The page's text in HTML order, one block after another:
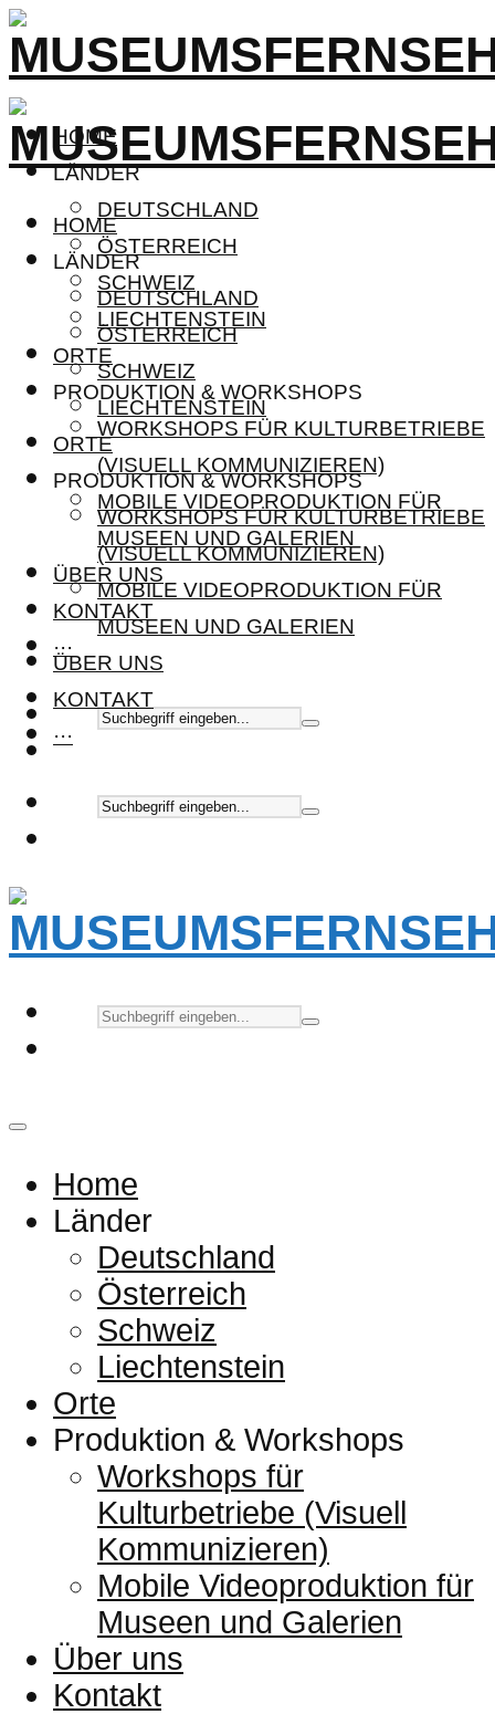
HOME
LÄNDER
DEUTSCHLAND
ÖSTERREICH
SCHWEIZ
LIECHTENSTEIN
ORTE
PRODUKTION & WORKSHOPS
WORKSHOPS FÜR KULTURBETRIEBE
(VISUELL KOMMUNIZIEREN)
MOBILE VIDEOPRODUKTION FÜR
MUSEEN UND GALERIEN
ÜBER UNS
KONTAKT
···
HOME
LÄNDER
DEUTSCHLAND
ÖSTERREICH
SCHWEIZ
LIECHTENSTEIN
ORTE
PRODUKTION & WORKSHOPS
WORKSHOPS FÜR KULTURBETRIEBE
(VISUELL KOMMUNIZIEREN)
MOBILE VIDEOPRODUKTION FÜR
MUSEEN UND GALERIEN
ÜBER UNS
KONTAKT
···
Home
Länder
Deutschland
Österreich
Schweiz
Liechtenstein
Orte
Produktion & Workshops
Workshops für
Kulturbetriebe (Visuell
Kommunizieren)
Mobile Videoproduktion für
Museen und Galerien
Über uns
Kontakt